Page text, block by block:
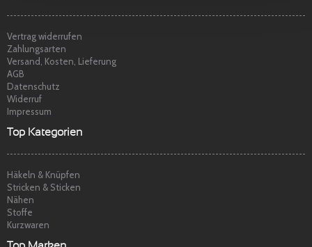
Marina S.am22.04.2014
Vertrag widerrufen
Zahlungsarten
Versand, Kosten, Lieferung
AGB
Datenschutz
Widerruf
Impressum
Top Kategorien
Häkeln & Knüpfen
Stricken & Sticken
Nähen
Stoffe
Kurzwaren